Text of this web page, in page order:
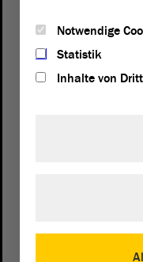
Auf Google Maps
Notwendige
Statistik
Inhalte von